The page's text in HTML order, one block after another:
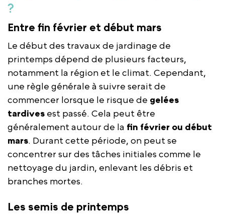
?
Entre fin février et début mars
Le début des travaux de jardinage de
printemps dépend de plusieurs facteurs,
notamment la région et le climat. Cependant,
une règle générale à suivre serait de
commencer lorsque le risque de gelées
tardives est passé. Cela peut être
généralement autour de la fin février ou début
mars. Durant cette période, on peut se
concentrer sur des tâches initiales comme le
nettoyage du jardin, enlevant les débris et
branches mortes.
Les semis de printemps